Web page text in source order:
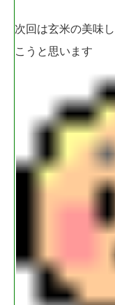
次回は玄米の美味
こうと思います